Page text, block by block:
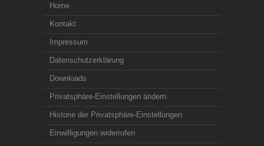
Home
Kontakt
Impressum
Datenschutzerklärung
Downloads
Privatsphäre-Einstellungen ändern
Historie der Privatsphäre-Einstellungen
Einwilligungen widerrufen